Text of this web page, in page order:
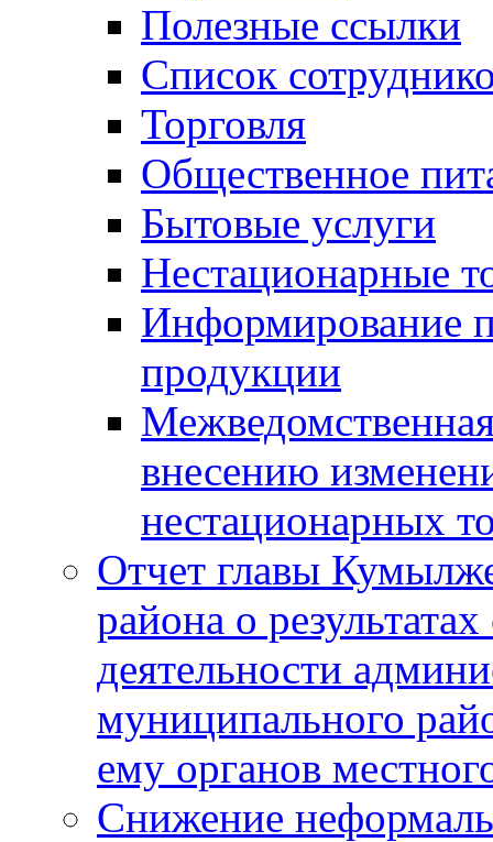
Полезные ссылки
Список
Торговля
Общественное
Бытовые услуги
Нестационарные
Информирование
продукции
внесению
нестационарных
Отчет главы
района о
деятельности
муниципального
ему органов
Снижение